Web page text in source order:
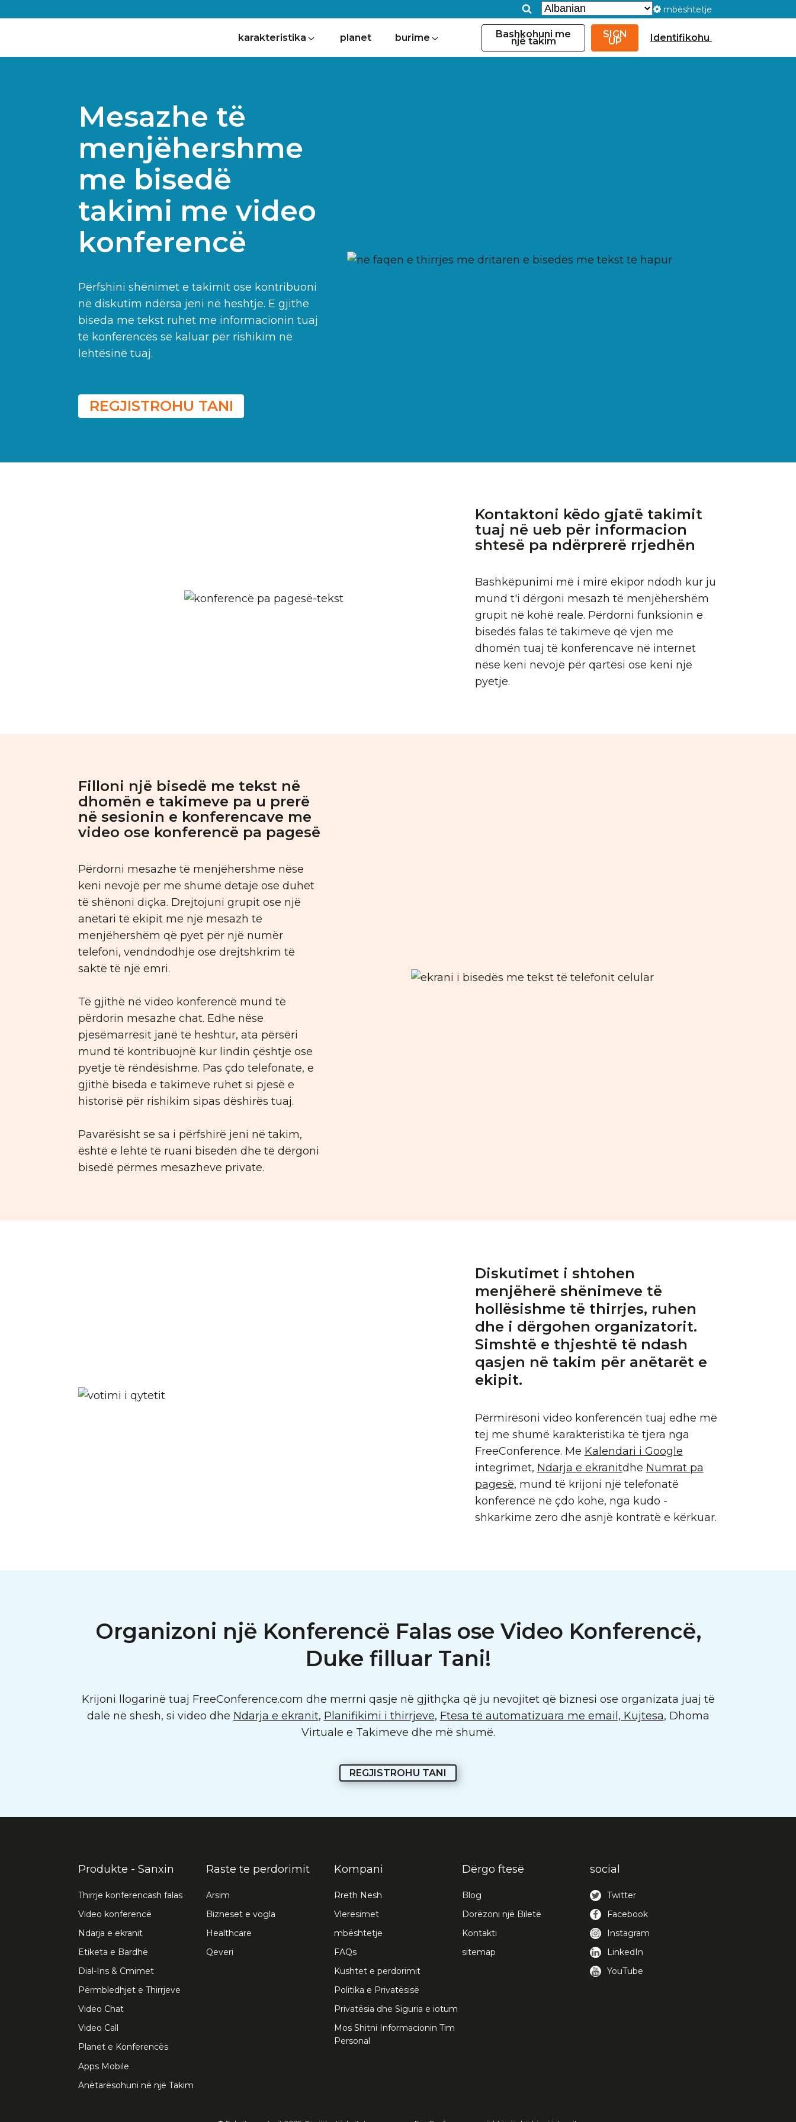
mbështetje
karakteristika planet burime Bashkohuni me
një takim
SIGN
UP Identifikohu
Mesazhe të
menjëhershme
me bisedë
takimi me video
konferencë
Përfshini shënimet e takimit ose kontribuoni
në diskutim ndërsa jeni në heshtje. E gjithë
biseda me tekst ruhet me informacionin tuaj
të konferencës së kaluar për rishikim në
lehtësinë tuaj.
REGJISTROHU TANI
Kontaktoni këdo gjatë takimit
tuaj në ueb për informacion
shtesë pa ndërprerë rrjedhën
Bashkëpunimi më i mirë ekipor ndodh kur ju
mund t'i dërgoni mesazh të menjëhershëm
grupit në kohë reale. Përdorni funksionin e
bisedës falas të takimeve që vjen me
dhomën tuaj të konferencave në internet
nëse keni nevojë për qartësi ose keni një
pyetje.
Filloni një bisedë me tekst në
dhomën e takimeve pa u prerë
në sesionin e konferencave me
video ose konferencë pa pagesë
Përdorni mesazhe të menjëhershme nëse
keni nevojë për më shumë detaje ose duhet
të shënoni diçka. Drejtojuni grupit ose një
anëtari të ekipit me një mesazh të
menjëhershëm që pyet për një numër
telefoni, vendndodhje ose drejtshkrim të
saktë të një emri.
Të gjithë në video konferencë mund të
përdorin mesazhe chat. Edhe nëse
pjesëmarrësit janë të heshtur, ata përsëri
mund të kontribuojnë kur lindin çështje ose
pyetje të rëndësishme. Pas çdo telefonate, e
gjithë biseda e takimeve ruhet si pjesë e
historisë për rishikim sipas dëshirës tuaj.
Pavarësisht se sa i përfshirë jeni në takim,
është e lehtë të ruani bisedën dhe të dërgoni
bisedë përmes mesazheve private.
Diskutimet i shtohen
menjëherë shënimeve të
hollësishme të thirrjes, ruhen
dhe i dërgohen organizatorit.
Simshtë e thjeshtë të ndash
qasjen në takim për anëtarët e
ekipit.
Përmirësoni video konferencën tuaj edhe më
tej me shumë karakteristika të tjera nga
FreeConference. Me Kalendari i Google
integrimet, Ndarja e ekranitdhe Numrat pa
pagesë, mund të krijoni një telefonatë
konferencë në çdo kohë, nga kudo -
shkarkime zero dhe asnjë kontratë e kërkuar.
Organizoni një Konferencë Falas ose Video Konferencë,
Duke filluar Tani!
Krijoni llogarinë tuaj FreeConference.com dhe merrni qasje në gjithçka që ju nevojitet që biznesi ose organizata juaj të
dalë në shesh, si video dhe Ndarja e ekranit, Planifikimi i thirrjeve, Ftesa të automatizuara me email, Kujtesa, Dhoma
Virtuale e Takimeve dhe më shumë.
REGJISTROHU TANI
Produkte - Sanxin
Thirrje konferencash falas
Video konferencë
Ndarja e ekranit
Etiketa e Bardhë
Dial-Ins & Cmimet
Përmbledhjet e Thirrjeve
Video Chat
Video Call
Planet e Konferencës
Apps Mobile
Anëtarësohuni në një Takim
Raste te perdorimit
Arsim
Bizneset e vogla
Healthcare
Qeveri
Kompani
Rreth Nesh
Vlerësimet
mbështetje
FAQs
Kushtet e perdorimit
Politika e Privatësisë
Privatësia dhe Siguria e iotum
Mos Shitni Informacionin Tim
Personal
Dërgo ftesë
Blog
Dorëzoni një Biletë
Kontakti
sitemap
social
Twitter
Facebook
Instagram
LinkedIn
YouTube